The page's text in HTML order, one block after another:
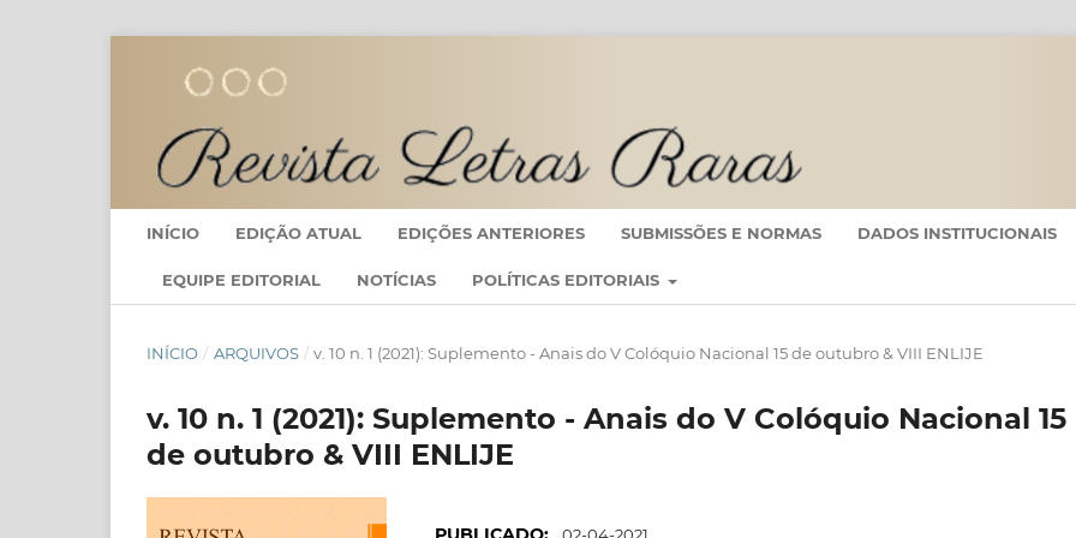
INÍCIO EDIÇÃO ATUAL EDIÇÕES ANTERIORES SUBMISSÕES E NORMAS DADOS INSTITUCIONAIS
EQUIPE EDITORIAL NOTÍCIAS POLÍTICAS EDITORIAIS
INÍCIO / ARQUIVOS / v. 10 n. 1 (2021): Suplemento - Anais do V Colóquio Nacional 15 de outubro & VIII ENLIJE
v. 10 n. 1 (2021): Suplemento - Anais do V Colóquio Nacional 15
de outubro & VIII ENLIJE
02-04-2021